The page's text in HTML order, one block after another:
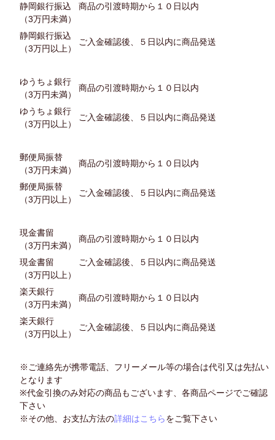
静岡銀行振込
（3万円未満）
商品の引渡時期から１０日以内
静岡銀行振込
（3万円以上）
ご入金確認後、５日以内に商品発送
ゆうちょ銀行
（3万円未満）
商品の引渡時期から１０日以内
ゆうちょ銀行
（3万円以上）
ご入金確認後、５日以内に商品発送
郵便局振替
（3万円未満）
商品の引渡時期から１０日以内
郵便局振替
（3万円以上）
ご入金確認後、５日以内に商品発送
現金書留
（3万円未満）
商品の引渡時期から１０日以内
現金書留
（3万円以上）
ご入金確認後、５日以内に商品発送
楽天銀行
（3万円未満）
商品の引渡時期から１０日以内
楽天銀行
（3万円以上）
ご入金確認後、５日以内に商品発送
※ご連絡先が携帯電話、フリーメール等の場合は代引又は先払い
となります
※代金引換のみ対応の商品もございます、各商品ページでご確認
下さい
※その他、お支払方法の詳細はこちらをご覧下さい